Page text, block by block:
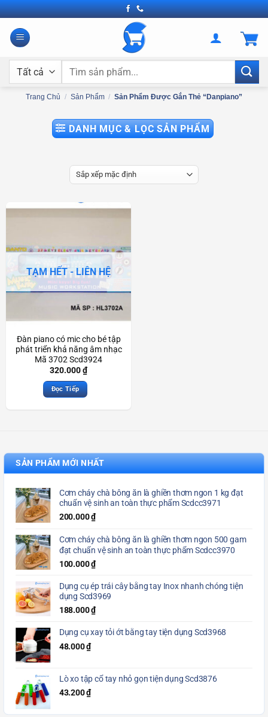
Bỏ
qua
nội
Tìm
Trang Chủ / Sản Phẩm / Sản Phẩm Được Gắn Thẻ “danpiano”
DANH MỤC & LỌC SẢN PHẨM
TẠM HẾT - LIÊN HỆ
Đàn piano có mic cho bé tập
phát triển khả năng âm nhạc
Mã 3702 Scd3924
320.000₫
Đọc Tiếp
SẢN PHẨM MỚI NHẤT
Cơm cháy chà bông ăn là ghiền thơm ngon 1 kg đạt
chuẩn vệ sinh an toàn thực phẩm Scdcc3971
200.000₫
Cơm cháy chà bông ăn là ghiền thơm ngon 500 gam
đạt chuẩn vệ sinh an toàn thực phẩm Scdcc3970
100.000₫
Dụng cụ ép trái cây bằng tay Inox nhanh chóng tiện
dụng Scd3969
188.000₫
Dụng cụ xay tỏi ớt bằng tay tiện dụng Scd3968
48.000₫
Lò xo tập cổ tay nhỏ gọn tiện dụng Scd3876
43.200₫